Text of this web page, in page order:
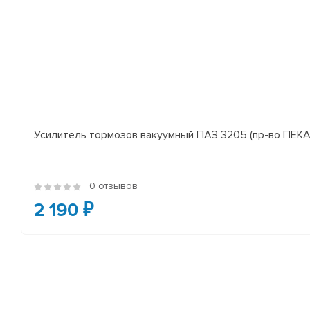
Усилитель тормозов вакуумный ПАЗ 3205 (пр-во
0 отзывов
2 190 ₽